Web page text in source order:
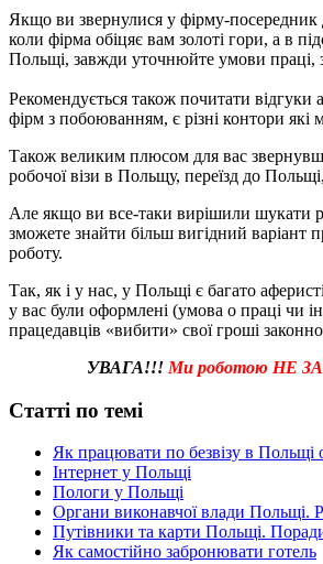
Якщо ви звернулися у фірму-
коли фірма обіцяє вам золоті гори, а в
Польщі, завжди уточнюйте умови праці,
Рекомендується також почитати
фірм з побоюванням, є різні контори
Також великим плюсом для вас
робочої візи в Польщу, переїзд до
Але якщо ви все-таки вирішили шукати
зможете знайти більш вигідний варіант
роботу.
Так, як і у нас, у Польщі є багато
у вас були оформлені (умова о праці чи
працедавців «вибити» свої гроші
УВАГА!!! Ми роботою НЕ
Статті по темі
Як працювати по безвізу в Польщі
Інтернет у Польщі
Пологи у Польщі
Органи виконавчої влади Польщі.
Путівники та карти Польщі.
Як самостійно забронювати готель